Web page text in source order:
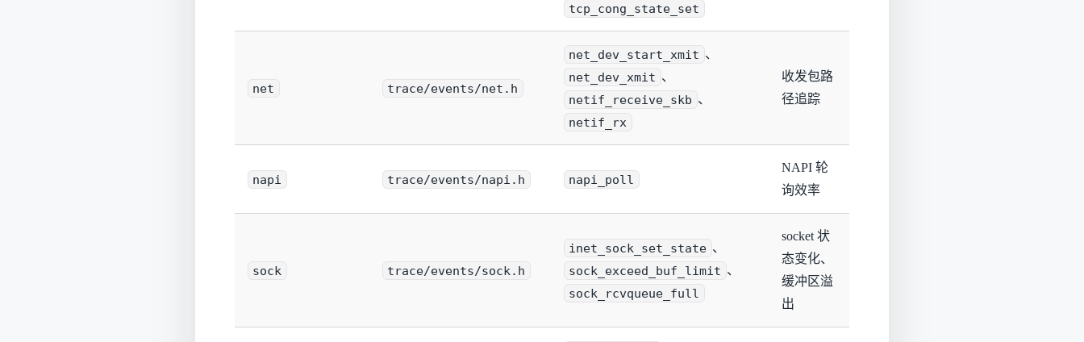
tcp_cong_state_set
net trace/events/net.h
net_dev_start_xmit 、
net_dev_xmit 、
netif_receive_skb 、
netif_rx
收发包路
径追踪
napi trace/events/napi.h napi_poll
NAPI 轮
询效率
sock trace/events/sock.h
inet_sock_set_state 、
sock_exceed_buf_limit 、
sock_rcvqueue_full
socket 状
态变化、
缓冲区溢
出